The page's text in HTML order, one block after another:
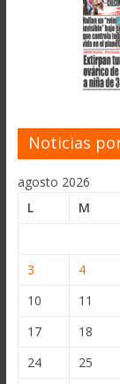
Noticias
agosto 2026
L
M
3
4
10
11
17
18
24
25